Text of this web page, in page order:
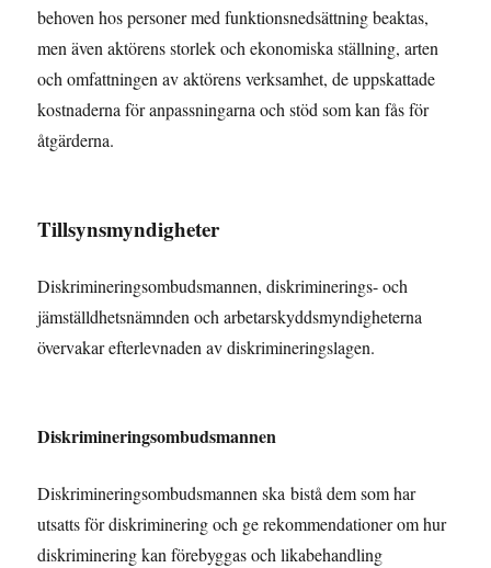
behoven hos personer med funktionsnedsättning beaktas,
men även aktörens storlek och ekonomiska ställning, arten
och omfattningen av aktörens verksamhet, de uppskattade
kostnaderna för anpassningarna och stöd som kan fås för
åtgärderna.
Tillsynsmyndigheter
Diskrimineringsombudsmannen, diskriminerings- och
jämställdhetsnämnden och arbetarskyddsmyndigheterna
övervakar efterlevnaden av diskrimineringslagen.
Diskrimineringsombudsmannen
Diskrimineringsombudsmannen ska bistå dem som har
utsatts för diskriminering och ge rekommendationer om hur
diskriminering kan förebyggas och likabehandling